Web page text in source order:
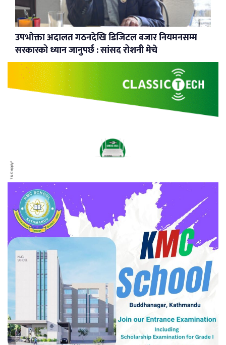
उपभोक्ता अदालत गठनदेखि डिजिटल बजार नियमनसम्म
सरकारको ध्यान जानुपर्छ : सांसद रोशनी मेचे